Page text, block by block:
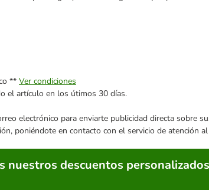
** Ver condiciones
el artículo en los útimos 30 días.
electrónico para enviarte publicidad directa
poniéndote en contacto con el servicio de atención
nuestros descuentos